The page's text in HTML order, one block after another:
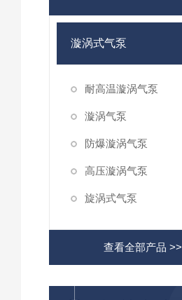
漩涡式气泵
耐高温漩涡气泵
漩涡气泵
防爆漩涡气泵
高压漩涡气泵
旋涡式气泵
查看全部产品 >>